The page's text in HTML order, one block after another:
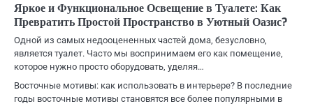
Яркое и Функциональное Освещение в Туалете: Как
Превратить Простой Пространство в Уютный Оазис?
Одной из самых недооцененных частей дома, безусловно,
является туалет. Часто мы воспринимаем его как помещение,
которое нужно просто оборудовать, уделяя…
Восточные мотивы: как использовать в интерьере? В последние
годы восточные мотивы становятся все более популярными в